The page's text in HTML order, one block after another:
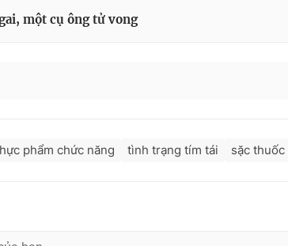
một cụ ông tử vong
phẩm chức năng tình trạng tím tái sặc thuốc